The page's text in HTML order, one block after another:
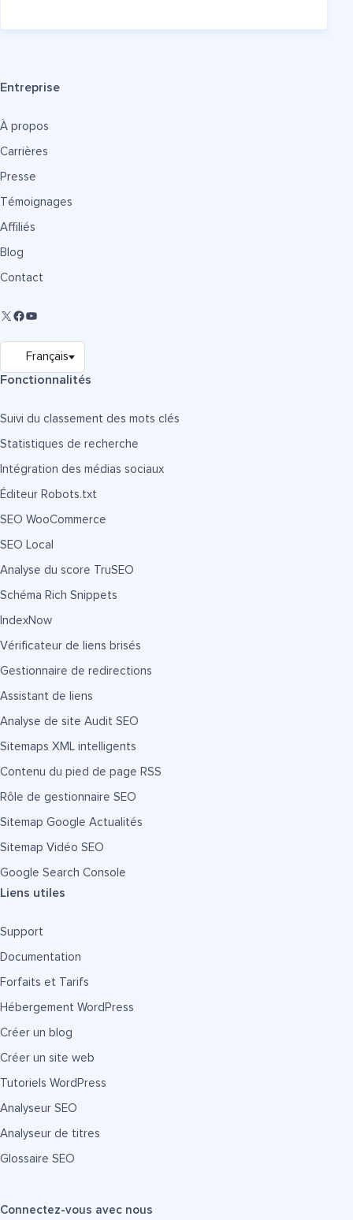
Entreprise
À propos
Carrières
Presse
Témoignages
Affiliés
Blog
Contact
Fonctionnalités
Suivi du classement des mots clés
Statistiques de recherche
Intégration des médias sociaux
Éditeur Robots.txt
SEO WooCommerce
SEO Local
Analyse du score TruSEO
Schéma Rich Snippets
IndexNow
Vérificateur de liens brisés
Gestionnaire de redirections
Assistant de liens
Analyse de site Audit SEO
Sitemaps XML intelligents
Contenu du pied de page RSS
Rôle de gestionnaire SEO
Sitemap Google Actualités
Sitemap Vidéo SEO
Google Search Console
Liens utiles
Support
Documentation
Forfaits et Tarifs
Hébergement WordPress
Créer un blog
Créer un site web
Tutoriels WordPress
Analyseur SEO
Analyseur de titres
Glossaire SEO
Connectez-vous avec nous